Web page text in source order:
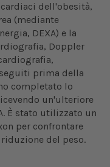
dell'obesità,
(mediante
DEXA) e la
Doppler
prima della
completato lo
un'ulteriore
È stato utilizzato un
per confrontare
del peso.